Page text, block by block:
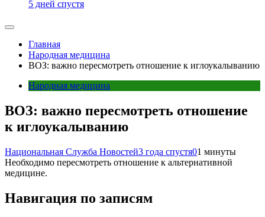
5 дней спустя
Главная
Народная медицина
ВОЗ: важно пересмотреть отношение к иглоукалыванию
Народная медицина
ВОЗ: важно пересмотреть отношение
к иглоукалыванию
Национальная Служба Новостей3 года спустя01 минуты
Необходимо пересмотреть отношение к альтернативной
медицине.
Навигация по записям